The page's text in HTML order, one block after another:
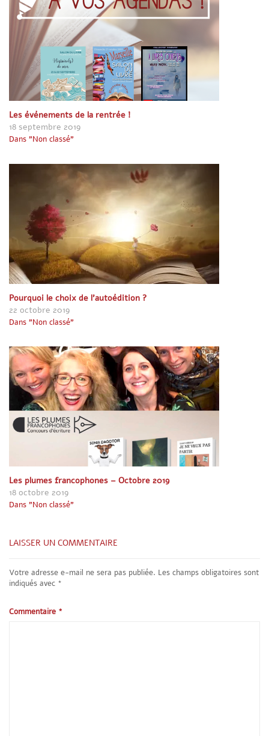
)
Les événements de la rentrée !
18 septembre 2019
Dans "Non classé"
Pourquoi le choix de l’autoédition ?
22 octobre 2019
Dans "Non classé"
Les plumes francophones – Octobre 2019
18 octobre 2019
Dans "Non classé"
LAISSER UN COMMENTAIRE
Votre adresse e-mail ne sera pas publiée. Les champs obligatoires sont
indiqués avec *
Commentaire *